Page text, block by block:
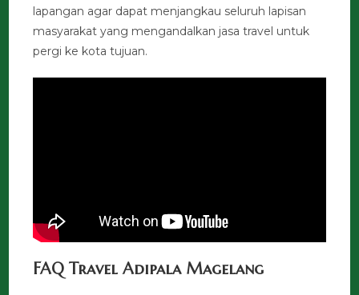
lapangan agar dapat menjangkau seluruh lapisan
masyarakat yang mengandalkan jasa travel untuk
pergi ke kota tujuan.
FAQ Travel Adipala Magelang